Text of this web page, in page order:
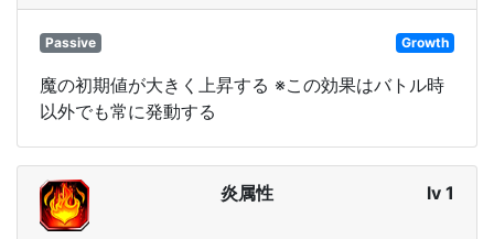
Passive Growth
魔の初期値が大きく上昇する ※この効果はバトル時
以外でも常に発動する
炎属性 lv 1